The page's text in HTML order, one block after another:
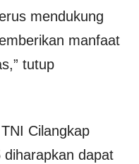
mendukung
manfaat
tutup
Cilangkap
dapat